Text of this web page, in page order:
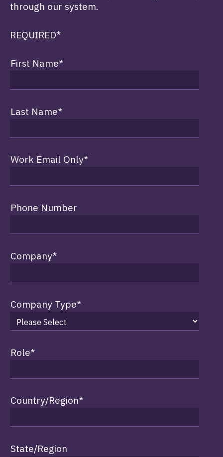
through our system.
REQUIRED*
First Name*
Last Name*
Work Email Only*
Phone Number
Company*
Company Type*
Role*
Country/Region*
State/Region